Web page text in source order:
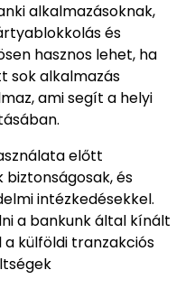
alkalmazásoknak,
és
hasznos lehet, ha
sok alkalmazás
ami segít a helyi
előtt
biztonságosak, és
intézkedésekkel.
a bankunk által kínált
külföldi tranzakciós